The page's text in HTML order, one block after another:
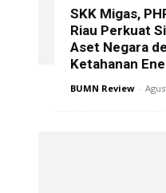
SKK Migas,
Riau Perkuat
Aset Negara
Ketahanan
BUMN Review -